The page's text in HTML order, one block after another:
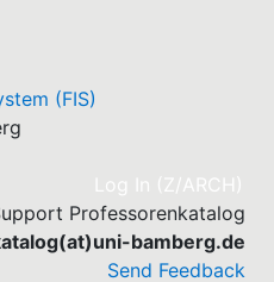
(FIS)
Log In (Z/ARCH)
Professorenkatalog
bamberg.de
Send Feedback